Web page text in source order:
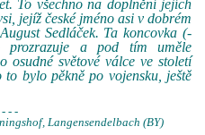
To všechno na doplnění jejích
jejíž české jméno asi v dobrém
Sedláček. Ta koncovka (-
prozrazuje a pod tím uměle
osudné světové válce ve století
bylo pěkně po vojensku, ještě
- -
Langensendelbach (BY)